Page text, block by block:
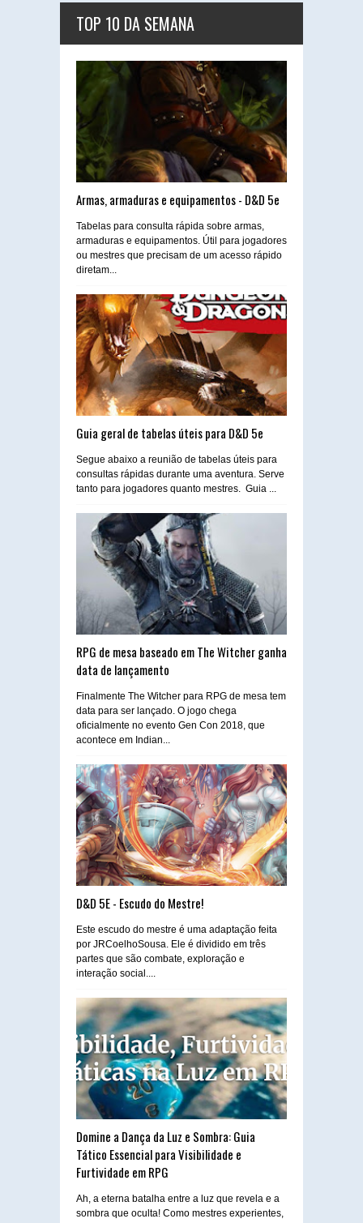
TOP 10 DA SEMANA
Armas, armaduras e equipamentos - D&D 5e
Tabelas para consulta rápida sobre armas,
armaduras e equipamentos. Útil para jogadores
ou mestres que precisam de um acesso rápido
diretam...
Guia geral de tabelas úteis para D&D 5e
Segue abaixo a reunião de tabelas úteis para
consultas rápidas durante uma aventura. Serve
tanto para jogadores quanto mestres. Guia ...
RPG de mesa baseado em The Witcher ganha
data de lançamento
Finalmente The Witcher para RPG de mesa tem
data para ser lançado. O jogo chega
oficialmente no evento Gen Con 2018, que
acontece em Indian...
D&D 5E - Escudo do Mestre!
Este escudo do mestre é uma adaptação feita
por JRCoelhoSousa. Ele é dividido em três
partes que são combate, exploração e
interação social....
Domine a Dança da Luz e Sombra: Guia
Tático Essencial para Visibilidade e
Furtividade em RPG
Ah, a eterna batalha entre a luz que revela e a
sombra que oculta! Como mestres experientes,